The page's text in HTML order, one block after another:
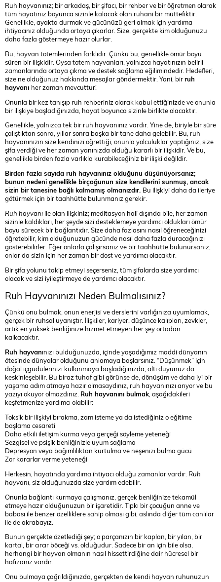
Ruh hayvanınız; bir arkadaş, bir şifacı, bir rehber ve bir öğretmen olarak
tüm hayatınız boyunca sizinle kalacak olan ruhani bir müttefiktir.
Genellikle, ayakta durmak ve gücünüzü geri almak için yardıma
ihtiyacınız olduğunda ortaya çıkarlar. Size, gerçekte kim olduğunuzu
daha fazla göstermeye hazır olurlar.
Bu, hayvan totemlerinden farklıdır. Çünkü bu, genellikle ömür boyu
süren bir ilişkidir. Oysa totem hayvanları, yalnızca hayatınızın belirli
zamanlarında ortaya çıkma ve destek sağlama eğilimindedir. Hedefleri,
size ne olduğunuz hakkında mesajlar göndermektir. Yani, birruh
hayvanı her zaman mevcuttur!
Onunla bir kez tanışıp ruh rehberiniz olarak kabul ettiğinizde ve onunla
bir ilişkiye başladığınızda, hayat boyunca sizinle birlikte olacaktır.
Genellikle, yalnızca tek bir ruh hayvanınız vardır. Yine de, biriyle bir süre
çalıştıktan sonra, yıllar sonra başka bir tane daha gelebilir. Bu, ruh
hayvanınızın size kendinizi öğrettiği, onunla yolculuklar yaptığınız, size
şifa verdiği ve her zaman yanınızda olduğu kararlı bir ilişkidir. Ve bu,
genellikle birden fazla varlıkla kurabileceğiniz bir ilişki değildir.
Birden fazla sayıda ruh hayvanınız olduğunu düşünüyorsanız;
bunun nedeni genellikle birçoğunun size kendilerini sunmuş, ancak
sizin bir tanesine bağlı kalmamış olmanızdır. Bu ilişkiyi daha da ileriye
götürmek için bir taahhütte bulunmanız gerekir.
Ruh hayvanı ile olan ilişkiniz; meditasyon hali dışında bile, her zaman
sizinle kaldıkları, her şeyde sizi desteklemeye yardımcı oldukları ömür
boyu sürecek bir bağlantıdır. Size daha fazlasını nasıl öğreneceğinizi
öğretebilir, kim olduğunuzun gücünde nasıl daha fazla duracağınızı
gösterebilirler. Eğer onlarla çalışırsanız ve bir taahhütte bulunursanız,
onlar da sizin için her zaman bir dost ve yardımcı olacaktır.
Bir şifa yolunu takip etmeyi seçerseniz, tüm şifalarda size yardımcı
olacak ve sizi iyileştirmeye de yardımcı olacaktır.
Ruh Hayvanınızı Neden Bulmalısınız?
Çünkü onu bulmak, onun enerjisi ve derslerini varlığınıza uyumlamak,
gerçek bir ruhsal uyanıştır. İlişkiler, kariyer, düşünce kalıpları, zevkler,
artık en yüksek benliğinize hizmet etmeyen her şey ortadan
kalkacaktır.
Ruh hayvanınızı bulduğunuzda, içinde yaşadığımız maddi dünyanın
ötesinde dünyalar olduğunu anlamaya başlarsınız. “Düşünmek” için
doğal içgüdülerinizi kullanmaya başladığınızda, altı duyunuz da
keskinleşebilir. Bu biraz tuhaf gibi görünse de, dönüşüm ve daha iyi bir
yaşama adım atmaya hazır olmasaydınız, ruh hayvanınızı arıyor ve bu
yazıyı okuyor olmazdınız. Ruh hayvanını bulmak , aşağıdakileri
keşfetmenize yardımcı olabilir:
Toksik bir ilişkiyi bırakma, zam isteme ya da istediğiniz o eğitime
başlama cesareti
Daha etkili iletişim kurma veya gerçeği söyleme yeteneği
Sezgisel ve psişik benliğinizle uyum sağlama
Depresyon veya bağımlılıktan kurtulma ve neşenizi bulma gücü
Zor kararlar verme yeteneği
Herkesin, hayatında yardıma ihtiyacı olduğu zamanlar vardır. Ruh
hayvanı , siz olduğunuzda size yardım edebilir.
Onunla bağlantı kurmaya çalışmanız, gerçek benliğinize tekamül
etmeye hazır olduğunuzun bir işaretidir. Tıpkı bir çocuğun anne ve
babası ile benzer özelliklere sahip olması gibi, aslında diğer tüm canlılar
ile de akrabayız.
Bunun gerçekte özetlediği şey; o parçanızın bir kaplan, bir yılan, bir
kartal, bir cırcır böceği vs. olduğudur. Sadece bir an için bile olsa,
herhangi bir hayvan olmanın nasıl hissettirdiğine dair hücresel bir
hafızanız vardır.
Onu bulmaya çağrıldığınızda, gerçekten de kendi hayvan ruhunuzun